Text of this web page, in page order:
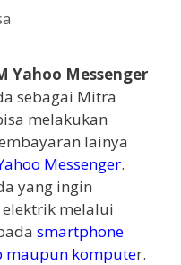
Yahoo Messenger
sebagai Mitra
melakukan
lainya
Messenger.
yang ingin
melalui
smartphone
maupun komputer.